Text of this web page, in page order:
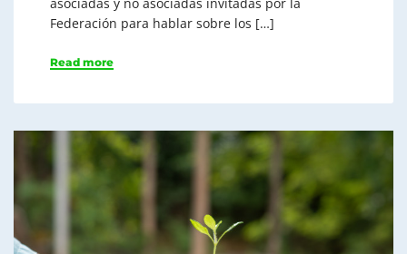
asociadas y no asociadas invitadas por la
Federación para hablar sobre los […]
Read more